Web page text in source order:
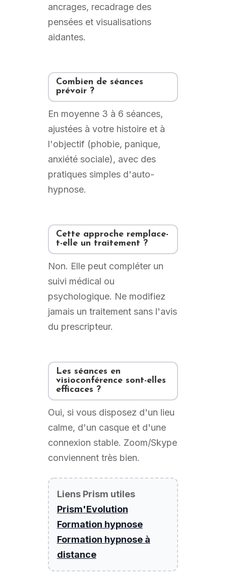
ancrages, recadrage des
pensées et visualisations
aidantes.
Combien de séances
prévoir ?
En moyenne 3 à 6 séances,
ajustées à votre histoire et à
l'objectif (phobie, panique,
anxiété sociale), avec des
pratiques simples d'auto-
hypnose.
Cette approche remplace-
t-elle un traitement ?
Non. Elle peut compléter un
suivi médical ou
psychologique. Ne modifiez
jamais un traitement sans l'avis
du prescripteur.
Les séances en
visioconférence sont-elles
efficaces ?
Oui, si vous disposez d'un lieu
calme, d'un casque et d'une
connexion stable. Zoom/Skype
conviennent très bien.
Liens Prism utiles
Prism'Evolution
Formation hypnose
Formation hypnose à
distance